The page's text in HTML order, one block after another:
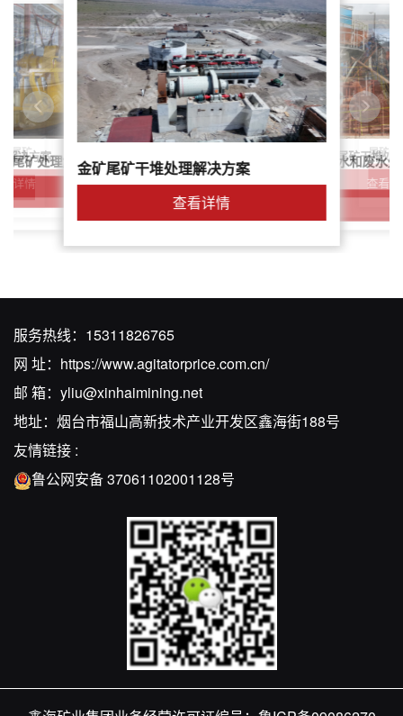
尾矿
解决方案
详情
尾矿处理解决方案简介金矿尾矿干堆处理解决方案
查看详情
鑫海尾矿处理系统：尾矿水和废水
解决方案
针对稀土尾矿干堆处
查看
尾矿干
服务热线： 15311826765
网 址： https://www.agitatorprice.com.cn/
邮 箱： yliu@xinhaimining.net
地址：烟台市福山高新技术产业开发区鑫海街188号
友情链接 :
鲁公网安备 37061102001128号